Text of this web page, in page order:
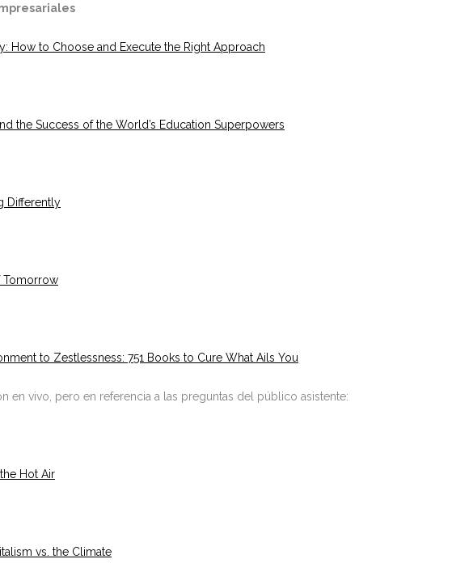
How to Choose and Execute the Right Approach
the Success of the World’s Education Superpowers
Differently
Tomorrow
to Zestlessness: 751 Books to Cure What Ails You
en vivo, pero en referencia a las preguntas del público asistente:
Hot Air
vs. the Climate